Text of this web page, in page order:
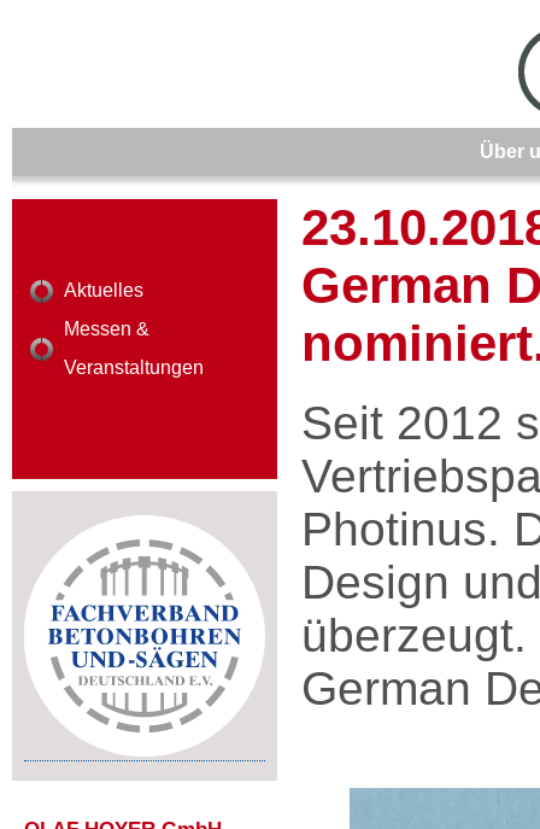
Über
Aktuelles
Messen &
Veranstaltungen
German
Seit 2012
Photinus.
Design
German